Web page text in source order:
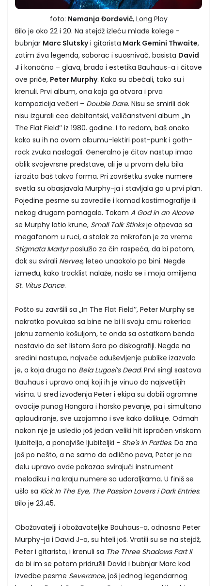
foto: Nemanja Đorđević, Long Play
Bilo je oko 22 i 20. Na stejdž izleću mlađe kolege -
bubnjar Marc Slutskyi gitarista Mark Gemini Thwaite,
zatim živa legenda, saborac i suosnivač, basista David
J i konačno – glava, brada i estetika Bauhaus-a i čitave
ove priče, Peter Murphy. Kako su obećali, tako su i
krenuli. Prvi album, ona koja ga otvara i prva
kompozicija večeri – Double Dare. Nisu se smirili dok
nisu izgurali ceo debitantski, veličanstveni album ,,In
The Flat Field’’ iz 1980. godine. I to redom, baš onako
kako su ih na ovom albumu-lektiri post-punk i goth-
rock zvuka naslagali. Generalno je čitav nastup imao
oblik svojevrsne predstave, ali je u prvom delu bila
izrazita baš takva forma. Pri završetku svake numere
svetla su obasjavala Murphy-ja i stavljala ga u prvi plan.
Pojedine pesme su zavredile i komad kostimografije ili
nekog drugom pomagala. Tokom A God in an Alcove
se Murphy latio krune, Small Talk Stinksje otpevao sa
megafonom u ruci, a stalak za mikrofon je za vreme
Stigmata Martyrposlužio za čin raspeća, da bi potom,
dok su svirali Nerves, leteo unaokolo po bini. Negde
između, kako tracklist nalaže, našla se i moja omiljena
St. Vitus Dance.
Pošto su završili sa ,,In The Flat Field’’, Peter Murphy se
nakratko povukao sa bine ne bi li svoju crnu rokerica
jaknu zamenio košuljom, te onda sa ostatkom benda
nastavio da set listom šara po diskografiji. Negde na
sredini nastupa, najveće oduševljenje publike izazvala
je, a koja druga no Bela Lugosi’s Dead. Prvi singl sastava
Bauhaus i upravo onaj koji ih je vinuo do najsvetlijih
visina. U sred izvođenja Peter i ekipa su dobili ogromne
ovacije punog Hangara i horsko pevanje, pa i simultano
aplaudiranje, sve uzajamno i sve kako dolikuje. Odmah
nakon nje je usledio još jedan veliki hit ispraćen vriskom
ljubitelja, a ponajviše ljubiteljki - She's In Parties. Da zna
još po nešto, a ne samo da odlično peva, Peter je na
delu upravo ovde pokazao svirajući instrument
melodiku i na kraju numere sa udaraljkama. U finiš se
ušlo sa Kick In The Eye, The Passion Lovers i Dark Entries.
Bilo je 23.45.
Obožavatelji i obožavateljke Bauhaus-a, odnosno Peter
Murphy-ja i David J-a, su hteli još. Vratili su se na stejdž,
Peter i gitarista, i krenuli sa The Three Shadows Part II
da bi im se potom pridružili David i bubnjar Marc kod
izvedbe pesme Severance, još jednog legendarnog